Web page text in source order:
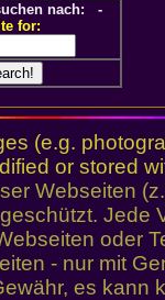
nach: -
for:
(e.g.
or stored
Webseiten
Jede
oder
- nur mit
es kann